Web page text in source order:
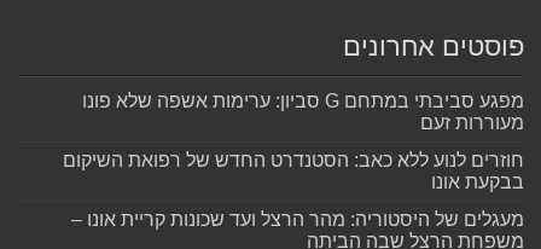
פוסטים אחרונים
מפגע סביבתי במתחם G סביון: ערימות אשפה שלא פונו
מעוררות זעם
חוזרים לנוע ללא כאב: הסטנדרט החדש של רפואת השיקום
בבקעת אונו
מעגלים של היסטוריה: מהר הרצל ועד שכונות קריית אונו –
משפחת הרצל שבה הביתה